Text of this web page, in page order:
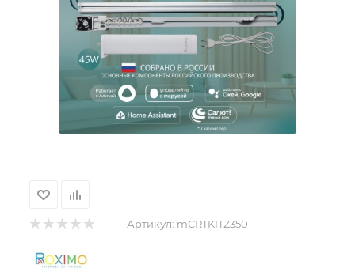
Артикул: mCRTKITZ350